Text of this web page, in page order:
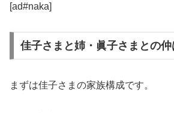
[ad#naka]
佳子さまと姉・眞子さまとの仲
まずは佳子さまの家族構成です。